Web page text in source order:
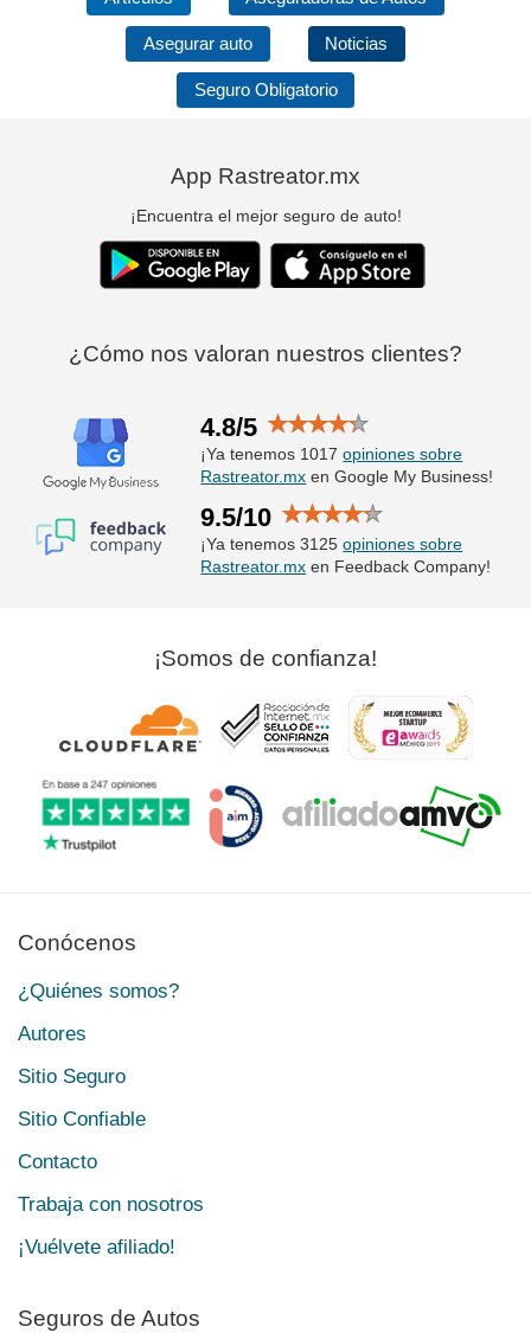
Asegurar auto Noticias
Seguro Obligatorio
App Rastreator.mx
¡Encuentra el mejor seguro de auto!
¿Cómo nos valoran nuestros clientes?
4.8/5
¡Ya tenemos 1017opiniones sobre
Rastreator.mx en Google My Business!
9.5/10
¡Ya tenemos 3125opiniones sobre
Rastreator.mx en Feedback Company!
¡Somos de confianza!
Conócenos
¿Quiénes somos?
Autores
Sitio Seguro
Sitio Confiable
Contacto
Trabaja con nosotros
¡Vuélvete afiliado!
Seguros de Autos